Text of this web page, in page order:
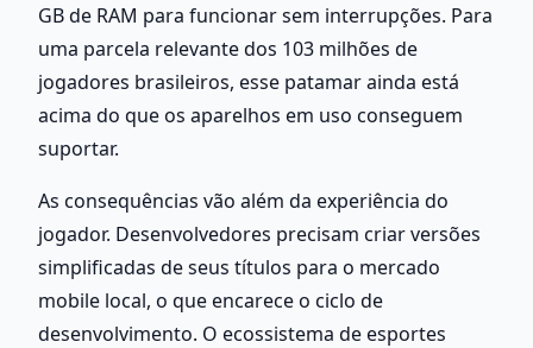
GB de RAM para funcionar sem interrupções. Para
uma parcela relevante dos 103 milhões de
jogadores brasileiros, esse patamar ainda está
acima do que os aparelhos em uso conseguem
suportar.
As consequências vão além da experiência do
jogador. Desenvolvedores precisam criar versões
simplificadas de seus títulos para o mercado
mobile local, o que encarece o ciclo de
desenvolvimento. O ecossistema de esportes